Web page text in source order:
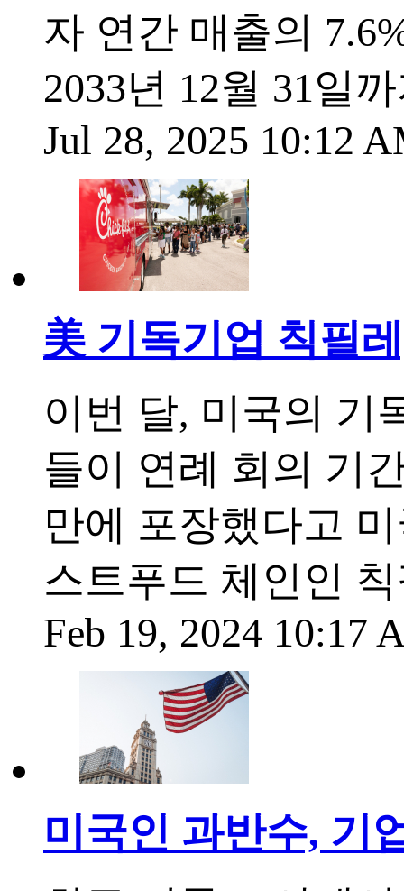
자 연간 매출의
2033년 12월 31일
Jul 28, 2025 10:12
美 기독기업 칙필
이번 달, 미국의 기
들이 연례 회의 기
만에 포장했다고
스트푸드 체인인
Feb 19, 2024 10:17
미국인 과반수, 기